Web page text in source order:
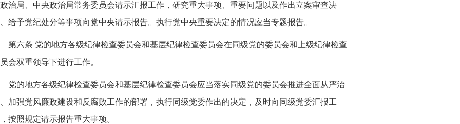
治局、中央政治局常务委员会请示汇报工作，研究重大事项、重要问题以及作出立案审查决
给予党纪处分等事项向党中央请示报告。执行党中央重要决定的情况应当专题报告。
第六条 党的地方各级纪律检查委员会和基层纪律检查委员会在同级党的委员会和上级纪律检查
会双重领导下进行工作。
党的地方各级纪律检查委员会和基层纪律检查委员会应当落实同级党的委员会推进全面从严治
加强党风廉政建设和反腐败工作的部署，执行同级党委作出的决定，及时向同级党委汇报工
按照规定请示报告重大事项。